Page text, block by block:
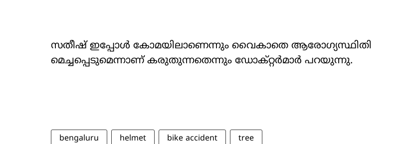
സതീഷ് ഇപ്പോൾ കോമയിലാണെന്നും വൈകാതെ ആരോഗ്യസ്ഥിതി
മെച്ചപ്പെടുമെന്നാണ് കരുതുന്നതെന്നും ഡോക്റ്റർമാർ പറയുന്നു.
bengaluru helmet bike accident tree